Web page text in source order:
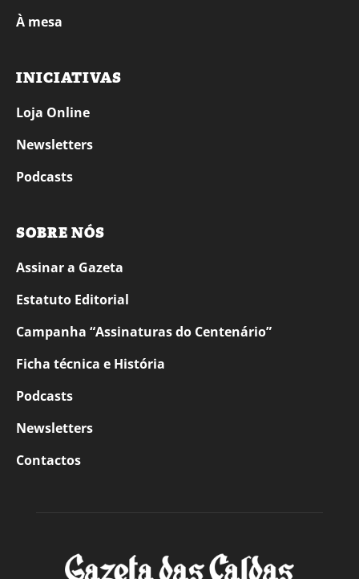
À mesa
INICIATIVAS
Loja Online
Newsletters
Podcasts
SOBRE NÓS
Assinar a Gazeta
Estatuto Editorial
Campanha “Assinaturas do Centenário”
Ficha técnica e História
Podcasts
Newsletters
Contactos